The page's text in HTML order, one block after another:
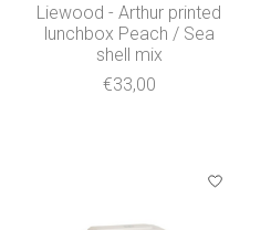
Liewood - Arthur printed
lunchbox Peach / Sea
shell mix
€33,00